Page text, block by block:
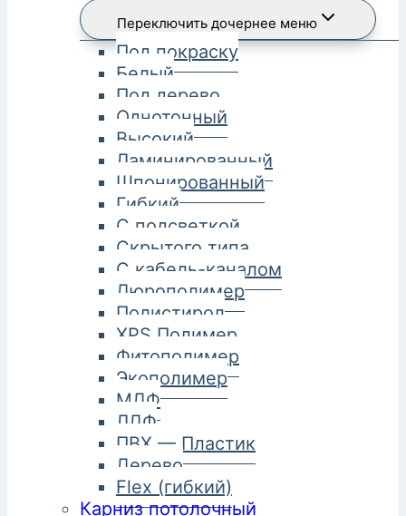
Переключить дочернее меню
Под покраску
Белый
Под дерево
Однотонный
Высокий
Ламинированный
Шпонированный
Гибкий
С подсветкой
Скрытого типа
С кабель-каналом
Дюрополимер
Полистирол
XPS Полимер
Фитополимер
Экополимер
МДФ
ЛДФ
ПВХ — Пластик
Дерево
Flex (гибкий)
Карниз потолочный